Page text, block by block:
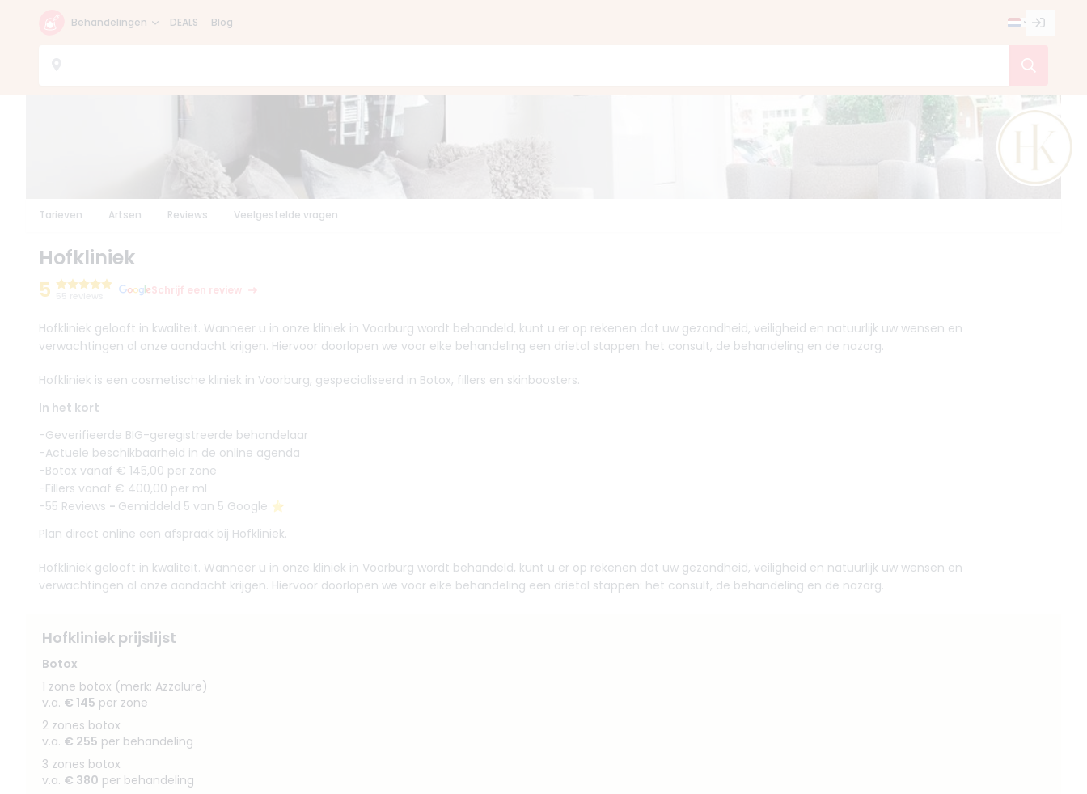
Behandelingen DEALS Blog
Tarieven Artsen Reviews Veelgestelde vragen
Hofkliniek
5
Schrijf een review
Hofkliniek gelooft in kwaliteit. Wanneer u in onze kliniek in Voorburg wordt behandeld, kunt u er op rekenen dat uw gezondheid, veiligheid en natuurlijk uw wensen en
verwachtingen al onze aandacht krijgen. Hiervoor doorlopen we voor elke behandeling een drietal stappen: het consult, de behandeling en de nazorg.
Hofkliniek is een cosmetische kliniek in Voorburg, gespecialiseerd in Botox, fillers en skinboosters.
In het kort
-Geverifieerde BIG-geregistreerde behandelaar
-Actuele beschikbaarheid in de online agenda
-Botox vanaf € 145,00 per zone
-Fillers vanaf € 400,00 per ml
-55 Reviews - Gemiddeld 5 van 5 Google ⭐️
Plan direct online een afspraak bij Hofkliniek.
Hofkliniek gelooft in kwaliteit. Wanneer u in onze kliniek in Voorburg wordt behandeld, kunt u er op rekenen dat uw gezondheid, veiligheid en natuurlijk uw wensen en
verwachtingen al onze aandacht krijgen. Hiervoor doorlopen we voor elke behandeling een drietal stappen: het consult, de behandeling en de nazorg.
Hofkliniek prijslijst
Botox
1 zone botox (merk: Azzalure)
v.a. € 145 per zone
2 zones botox
v.a. € 255 per behandeling
3 zones botox
v.a. € 380 per behandeling